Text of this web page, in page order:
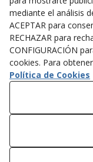
mediante el análisis
ACEPTAR para
RECHAZAR para
CONFIGURACIÓN
cookies. Para
Política de Cookies